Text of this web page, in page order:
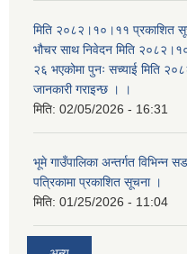
मिति २०८२।१०।११ प्रकाशित
भौचर साथ निवेदन मिति
२६ भएकोमा पुनः सच्याई मिति
जानकारी गराइन्छ । ।
मिति: 02/05/2026 - 16:31
भूमे गाउँपालिका अन्तर्गत
पत्रिकामा प्रकाशित सूचना ।
मिति: 01/25/2026 - 11:04